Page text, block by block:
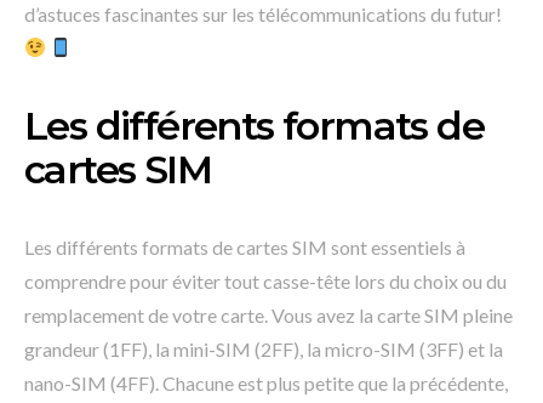
d’astuces fascinantes sur les télécommunications du futur!
Les différents formats de
cartes SIM
Les différents formats de cartes SIM sont essentiels à
comprendre pour éviter tout casse-tête lors du choix ou du
remplacement de votre carte. Vous avez la carte SIM pleine
grandeur (1FF), la mini-SIM (2FF), la micro-SIM (3FF) et la
nano-SIM (4FF). Chacune est plus petite que la précédente,